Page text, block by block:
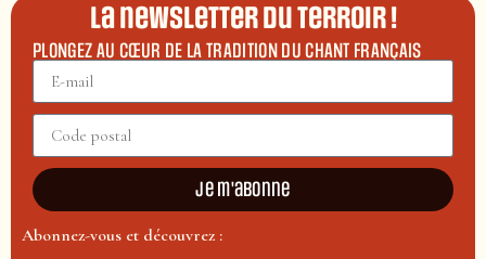
La newsletter du terroir !
PLONGEZ AU CŒUR DE LA TRADITION DU CHANT FRANÇAIS
Je m'abonne
Abonnez-vous et découvrez :